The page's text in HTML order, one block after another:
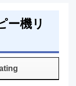
ー機リ